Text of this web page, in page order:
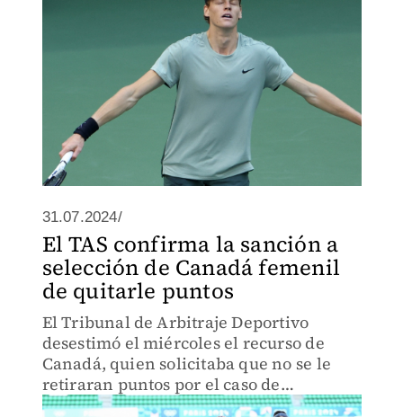
31.07.2024/
El TAS confirma la sanción a
selección de Canadá femenil
de quitarle puntos
El Tribunal de Arbitraje Deportivo
desestimó el miércoles el recurso de
Canadá, quien solicitaba que no se le
retiraran puntos por el caso de
espionaje.